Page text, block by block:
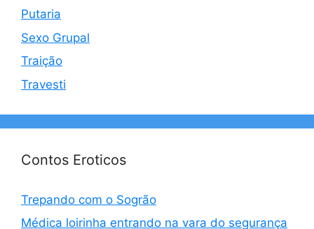
Putaria
Sexo Grupal
Traição
Travesti
Contos Eroticos
Trepando com o Sogrão
Médica loirinha entrando na vara do segurança